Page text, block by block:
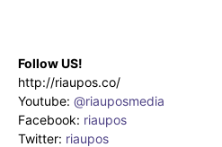
Follow US!
http://riaupos.co/
Youtube: @riauposmedia
Facebook: riaupos
Twitter: riaupos